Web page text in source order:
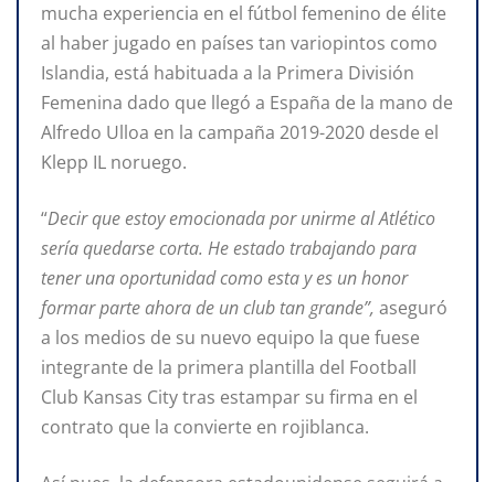
mucha experiencia en el fútbol femenino de élite
al haber jugado en países tan variopintos como
Islandia, está habituada a la Primera División
Femenina dado que llegó a España de la mano de
Alfredo Ulloa en la campaña 2019-2020 desde el
Klepp IL noruego.
“Decir que estoy emocionada por unirme al Atlético
sería quedarse corta. He estado trabajando para
tener una oportunidad como esta y es un honor
formar parte ahora de un club tan grande”, aseguró
a los medios de su nuevo equipo la que fuese
integrante de la primera plantilla del Football
Club Kansas City tras estampar su firma en el
contrato que la convierte en rojiblanca.